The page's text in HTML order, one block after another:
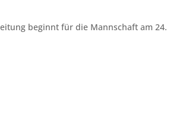
beginnt für die Mannschaft am 24.